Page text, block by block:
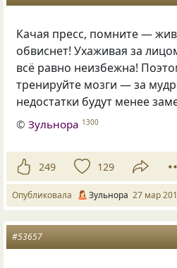
Качая пресс, помните —
обвиснет! Ухаживая за
всё равно неизбежна!
тренируйте мозги — за
недостатки будут менее
©Зульнора 1300
249 129
Опубликовала Зульнора 27 мар
#53657